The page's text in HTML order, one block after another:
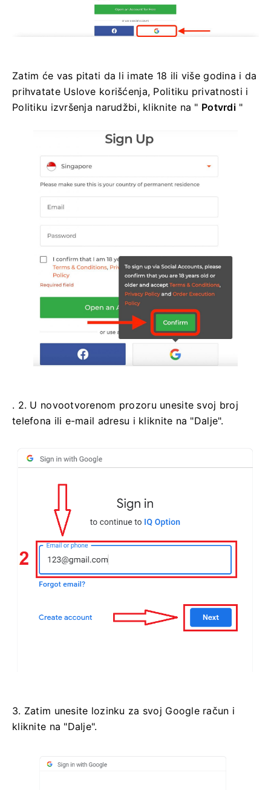
Zatim će vas pitati da li imate 18 ili više godina i da
prihvatate Uslove korišćenja, Politiku privatnosti i
Politiku izvršenja narudžbi, kliknite na " Potvrdi "
. 2. U novootvorenom prozoru unesite svoj broj
telefona ili e-mail adresu i kliknite na "Dalje".
3. Zatim unesite lozinku za svoj Google račun i
kliknite na "Dalje".